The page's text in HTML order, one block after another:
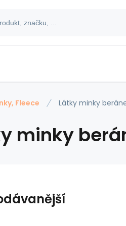
Fleece Látky minky
minky